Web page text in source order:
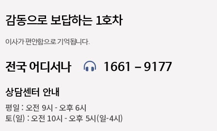
감동으로 보답하는 1호차
이사가 편안함으로 기억됩니다.
전국 어디서나 1661 – 9177
상담센터 안내
평일 : 오전 9시 - 오후 6시
토(일) : 오전 10시 - 오후 5시(일-4시)